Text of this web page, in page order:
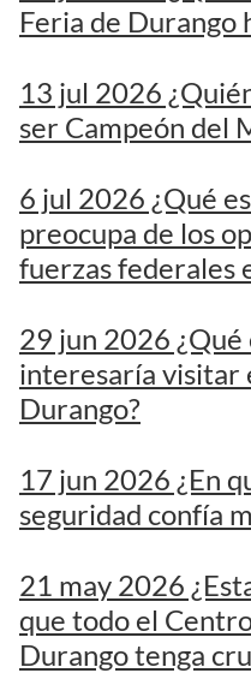
Feria de Durango
13 jul 2026
ser Campeón del
6 jul 2026 ¿Qué
preocupa de los
fuerzas federales
29 jun 2026 ¿Qué
interesaría visitar
Durango?
17 jun 2026 ¿En
seguridad confía
21 may 2026
que todo el
Durango tenga